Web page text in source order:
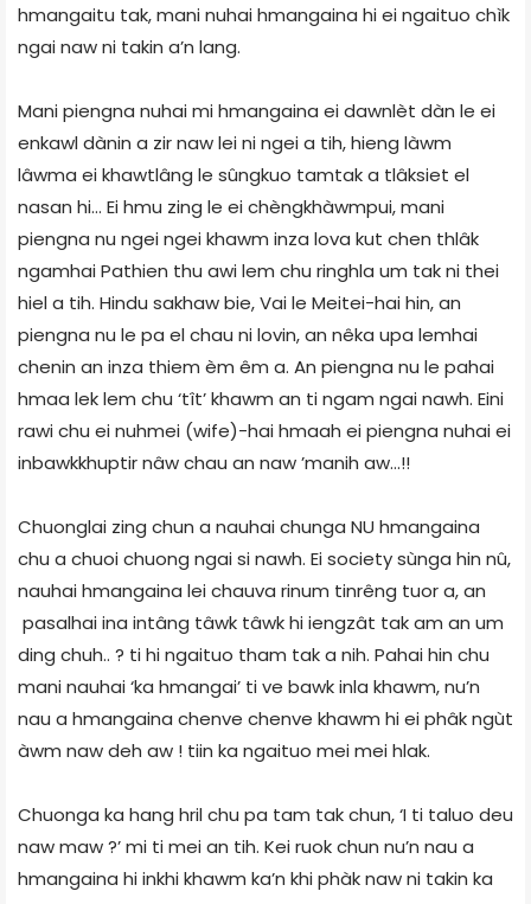
hmangaitu tak, mani nuhai hmangaina hi ei ngaituo chìk
ngai naw ni takin a’n lang.
Mani piengna nuhai mi hmangaina ei dawnlèt dàn le ei
enkawl dànin a zir naw lei ni ngei a tih, hieng làwm
lâwma ei khawtlâng le sûngkuo tamtak a tlâksiet el
nasan hi... Ei hmu zing le ei chèngkhàwmpui, mani
piengna nu ngei ngei khawm inza lova kut chen thlâk
ngamhai Pathien thu awi lem chu ringhla um tak ni thei
hiel a tih. Hindu sakhaw bie, Vai le Meitei-hai hin, an
piengna nu le pa el chau ni lovin, an nêka upa lemhai
chenin an inza thiem èm êm a. An piengna nu le pahai
hmaa lek lem chu ‘tît’ khawm an ti ngam ngai nawh. Eini
rawi chu ei nuhmei (wife)-hai hmaah ei piengna nuhai ei
inbawkkhuptir nâw chau an naw ’manih aw…!!
Chuonglai zing chun a nauhai chunga NU hmangaina
chu a chuoi chuong ngai si nawh. Ei society sùnga hin nû,
nauhai hmangaina lei chauva rinum tinrêng tuor a, an
pasalhai ina intâng tâwk tâwk hi iengzât tak am an um
ding chuh.. ? ti hi ngaituo tham tak a nih. Pahai hin chu
mani nauhai ‘ka hmangai’ ti ve bawk inla khawm, nu’n
nau a hmangaina chenve chenve khawm hi ei phâk ngùt
àwm naw deh aw ! tiin ka ngaituo mei mei hlak.
Chuonga ka hang hril chu pa tam tak chun, ‘I ti taluo deu
naw maw ?’ mi ti mei an tih. Kei ruok chun nu’n nau a
hmangaina hi inkhi khawm ka’n khi phàk naw ni takin ka